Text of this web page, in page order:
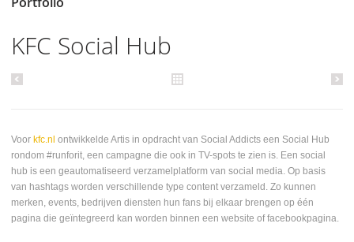
KFC Social Hub
Voor kfc.nl ontwikkelde Artis in opdracht van Social Addicts een Social Hub
rondom #runforit, een campagne die ook in TV-spots te zien is. Een social
hub is een geautomatiseerd verzamelplatform van social media. Op basis
van hashtags worden verschillende type content verzameld. Zo kunnen
merken, events, bedrijven diensten hun fans bij elkaar brengen op één
pagina die geïntegreerd kan worden binnen een website of facebookpagina.